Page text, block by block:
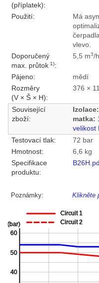
(příplatek):
Použití:
Má
vlevo.
Doporučený
max. průtok1):
5,5 m3/h
Pájeno:
mědí
Rozměry
(V × Š × H):
376 ×
Související
zboží:
Izolace:
matka:
velikost
Testovací tlak:
72 bar
Hmotnost:
6,6 kg
Specifikace
produktu:
Poznámky: Klikněte